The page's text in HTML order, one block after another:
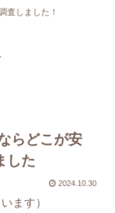
査しました！
らどこが安
した
2024.10.30
ます）